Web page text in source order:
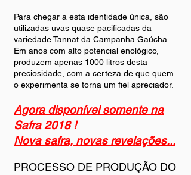
Para chegar a esta identidade única, são
utilizadas uvas quase pacificadas da
variedade Tannat da Campanha Gaúcha.
Em anos com alto potencial enológico,
produzem apenas 1000 litros desta
preciosidade, com a certeza de que quem
o experimenta se torna um fiel apreciador.
Agora disponível somente na
Safra 2018 !
Nova safra, novas revelações...
PROCESSO DE PRODUÇÃO DO